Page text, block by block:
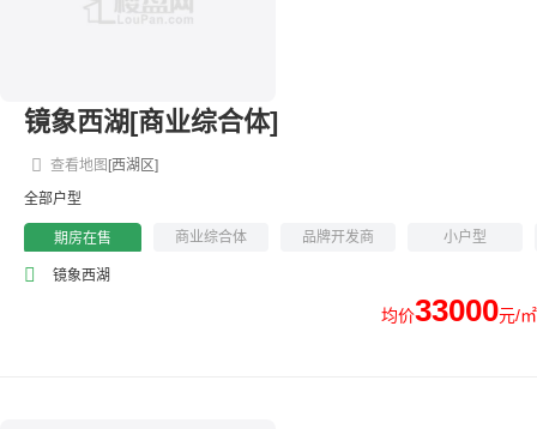
镜象西湖[商业综合体]
[西湖区]
查看地图
全部户型
期房在售 商业综合体 品牌开发商 小户型
镜象西湖
均价33000元/㎡